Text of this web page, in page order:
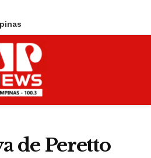
de Peretto